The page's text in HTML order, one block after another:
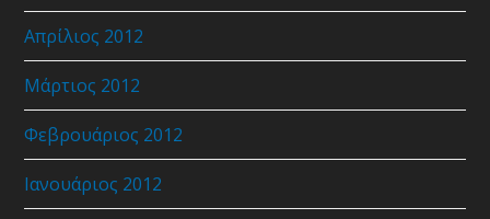
Απρίλιος 2012
Μάρτιος 2012
Φεβρουάριος 2012
Ιανουάριος 2012